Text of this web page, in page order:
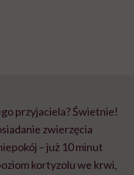
przyjaciela? Świetnie!
zwierzęcia
– już 10 minut
kortyzolu we krwi,